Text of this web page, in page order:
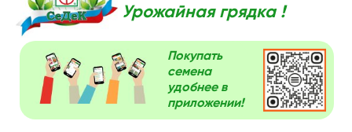
Урожайная грядка !
Покупать
семена
удобнее в
приложении!